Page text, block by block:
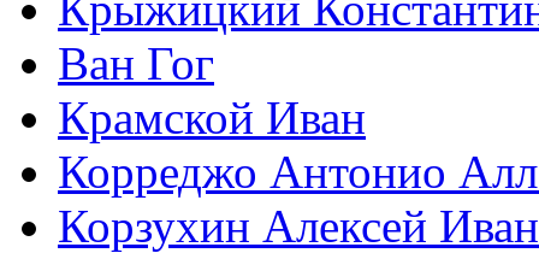
Ван Гог
Крамской Иван
Корреджо Антонио
Корзухин Алексей